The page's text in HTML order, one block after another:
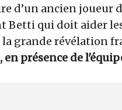
d’un ancien joueur
Betti qui doit aider
la grande révélation
en présence de